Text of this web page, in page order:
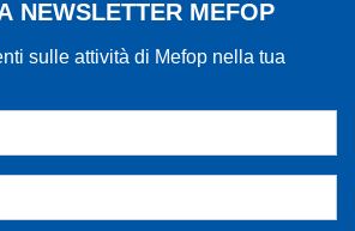
NEWSLETTER MEFOP
sulle attività di Mefop nella tua